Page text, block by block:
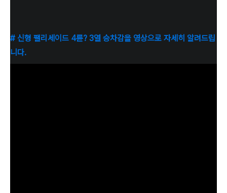
# 신형 팰리세이드 4륜? 3열 승차감을 영상으로 자세히 알려드립
니다.